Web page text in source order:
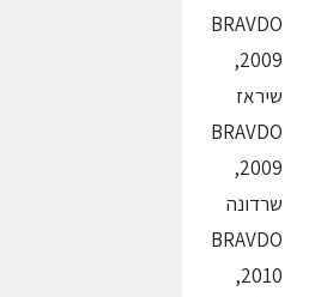
BRAVDO
2009,
שיראז
BRAVDO
2009,
שרדונה
BRAVDO
2010,